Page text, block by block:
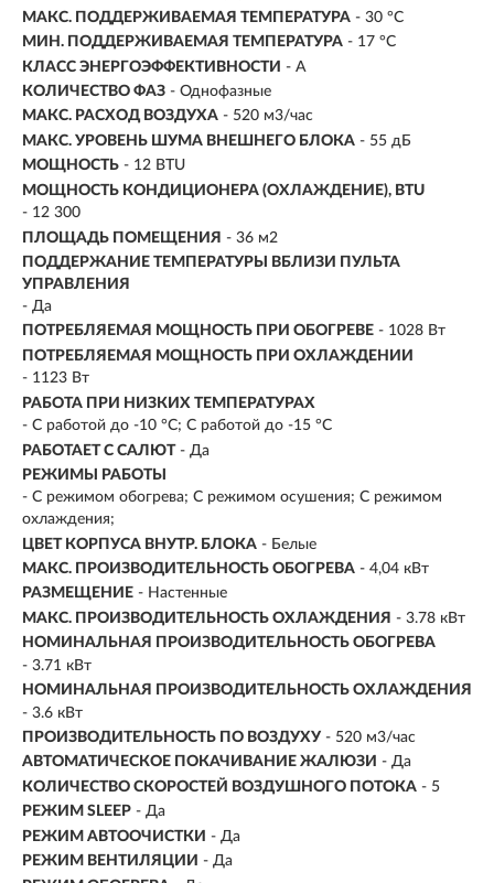
МАКС. ПОДДЕРЖИВАЕМАЯ ТЕМПЕРАТУРА - 30 °С
МИН. ПОДДЕРЖИВАЕМАЯ ТЕМПЕРАТУРА - 17 °С
КЛАСС ЭНЕРГОЭФФЕКТИВНОСТИ - A
КОЛИЧЕСТВО ФАЗ - Однофазные
МАКС. РАСХОД ВОЗДУХА - 520 м3/час
МАКС. УРОВЕНЬ ШУМА ВНЕШНЕГО БЛОКА - 55 дБ
МОЩНОСТЬ - 12 BTU
МОЩНОСТЬ КОНДИЦИОНЕРА (ОХЛАЖДЕНИЕ), BTU
- 12 300
ПЛОЩАДЬ ПОМЕЩЕНИЯ - 36 м2
ПОДДЕРЖАНИЕ ТЕМПЕРАТУРЫ ВБЛИЗИ ПУЛЬТА
УПРАВЛЕНИЯ
- Да
ПОТРЕБЛЯЕМАЯ МОЩНОСТЬ ПРИ ОБОГРЕВЕ - 1028 Вт
ПОТРЕБЛЯЕМАЯ МОЩНОСТЬ ПРИ ОХЛАЖДЕНИИ
- 1123 Вт
РАБОТА ПРИ НИЗКИХ ТЕМПЕРАТУРАХ
- С работой до -10 °C; С работой до -15 °C
РАБОТАЕТ С САЛЮТ - Да
РЕЖИМЫ РАБОТЫ
- С режимом обогрева; С режимом осушения; С режимом
охлаждения;
ЦВЕТ КОРПУСА ВНУТР. БЛОКА - Белые
МАКС. ПРОИЗВОДИТЕЛЬНОСТЬ ОБОГРЕВА - 4,04 кВт
РАЗМЕЩЕНИЕ - Настенные
МАКС. ПРОИЗВОДИТЕЛЬНОСТЬ ОХЛАЖДЕНИЯ - 3.78 кВт
НОМИНАЛЬНАЯ ПРОИЗВОДИТЕЛЬНОСТЬ ОБОГРЕВА
- 3.71 кВт
НОМИНАЛЬНАЯ ПРОИЗВОДИТЕЛЬНОСТЬ ОХЛАЖДЕНИЯ
- 3.6 кВт
ПРОИЗВОДИТЕЛЬНОСТЬ ПО ВОЗДУХУ - 520 м3/час
АВТОМАТИЧЕСКОЕ ПОКАЧИВАНИЕ ЖАЛЮЗИ - Да
КОЛИЧЕСТВО СКОРОСТЕЙ ВОЗДУШНОГО ПОТОКА - 5
РЕЖИМ SLEEP - Да
РЕЖИМ АВТООЧИСТКИ - Да
РЕЖИМ ВЕНТИЛЯЦИИ - Да